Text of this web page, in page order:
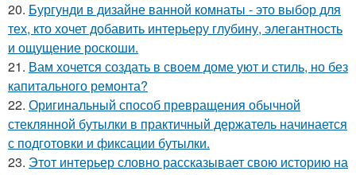
20. Бургунди в дизайне ванной комнаты - это выбор для
тех, кто хочет добавить интерьеру глубину, элегантность
и ощущение роскоши.
21. Вам хочется создать в своем доме уют и стиль, но без
капитального ремонта?
22. Оригинальный способ превращения обычной
стеклянной бутылки в практичный держатель начинается
с подготовки и фиксации бутылки.
23. Этот интерьер словно рассказывает свою историю на